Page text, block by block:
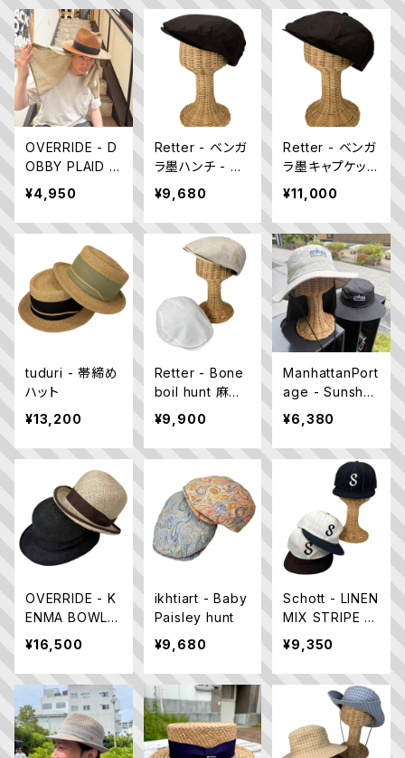
OVERRIDE - D
OBBY PLAID H
AT SHADE 後
付けサンシェイド
¥4,950
Retter - ベンガ
ラ墨ハンチ - 日
本製
¥9,680
Retter - ベンガ
ラ墨キャプケット
- 日本製
¥11,000
tuduri - 帯締め
ハット
¥13,200
Retter - Bone
boil hunt 麻ハ
ンチング 日本製
¥9,900
ManhattanPort
age - Sunsha
de Hat 撥水
アドベンチャー
ハット
¥6,380
OVERRIDE - K
ENMA BOWLE
R
¥16,500
ikhtiart - Baby
Paisley hunt
¥9,680
Schott - LINEN
MIX STRIPE C
AP 麻素材
日本製
¥9,350